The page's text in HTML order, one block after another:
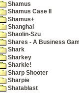
Shamus
Shamus Case II
Shamus+
Shanghai
Shaolin-Szu
Shares - A Business
Shark
Sharkey
Sharkie!
Sharp Shooter
Sharpie
Shatablast